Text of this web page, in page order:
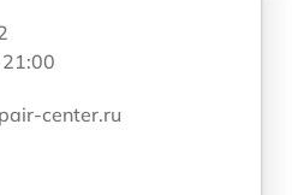
center.ru